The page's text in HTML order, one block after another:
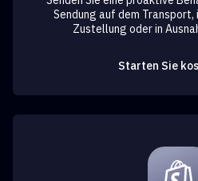
Sendung auf dem Transport,
Zustellung oder in
Starten Sie